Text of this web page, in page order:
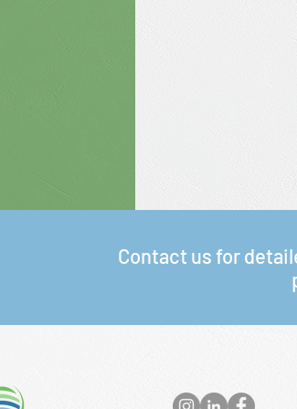
Contact us for